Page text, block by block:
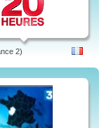
2)